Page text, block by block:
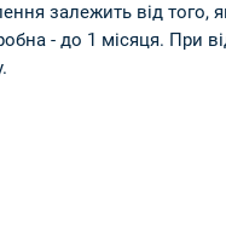
залежить від того,
- до 1 місяця. При